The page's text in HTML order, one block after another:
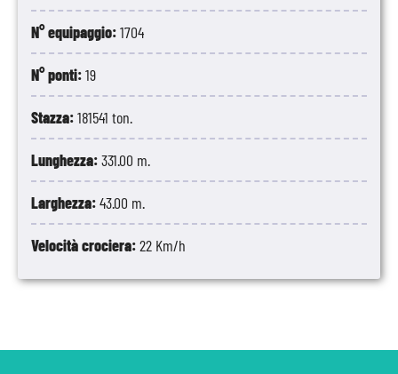
N° equipaggio:1704
N° ponti:19
Stazza:181541 ton.
Lunghezza:331.00 m.
Larghezza:43.00 m.
Velocità crociera:22 Km/h